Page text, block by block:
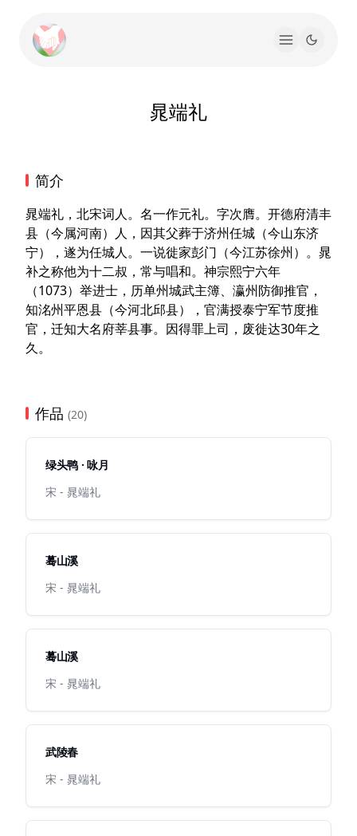
晁端礼
简介
晁端礼，北宋词人。名一作元礼。字次膺。开德府清丰
县（今属河南）人，因其父葬于济州任城（今山东济
宁），遂为任城人。一说徙家彭门（今江苏徐州）。晁
补之称他为十二叔，常与唱和。神宗熙宁六年
（1073）举进士，历单州城武主簿、瀛州防御推官，
知洺州平恩县（今河北邱县），官满授泰宁军节度推
官，迁知大名府莘县事。因得罪上司，废徙达30年之
久。
作品 (20)
绿头鸭 · 咏月
宋 - 晁端礼
蓦山溪
宋 - 晁端礼
蓦山溪
宋 - 晁端礼
武陵春
宋 - 晁端礼